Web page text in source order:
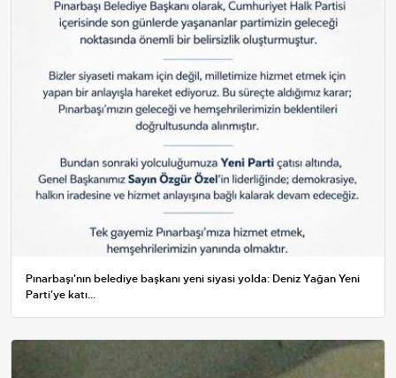
Pınarbaşı'nın belediye başkanı yeni siyasi yolda: Deniz Yağan Yeni
Parti'ye katı...